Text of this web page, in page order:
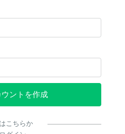
ントを作成
こちらか